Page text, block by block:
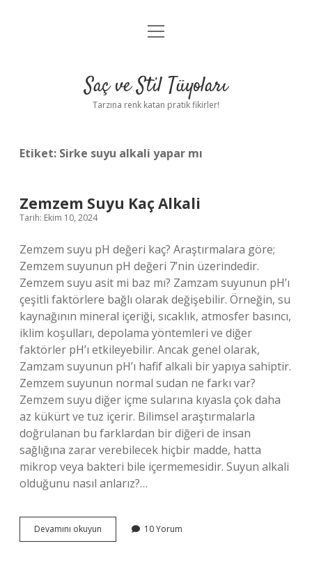
Anasayfa
Yasal Uyarı
menüyü
Saç ve Stil Tüyoları
Tarzına renk katan pratik fikirler!
Etiket: Sirke suyu alkali yapar mı
Zemzem Suyu Kaç Alkali
Tarih: Ekim 10, 2024
Zemzem suyu pH değeri kaç? Araştırmalara göre;
Zemzem suyunun pH değeri 7’nin üzerindedir.
Zemzem suyu asit mi baz mı? Zamzam suyunun pH’ı
çeşitli faktörlere bağlı olarak değişebilir. Örneğin, su
kaynağının mineral içeriği, sıcaklık, atmosfer basıncı,
iklim koşulları, depolama yöntemleri ve diğer
faktörler pH’ı etkileyebilir. Ancak genel olarak,
Zamzam suyunun pH’ı hafif alkali bir yapıya sahiptir.
Zemzem suyunun normal sudan ne farkı var?
Zemzem suyu diğer içme sularına kıyasla çok daha
az kükürt ve tuz içerir. Bilimsel araştırmalarla
doğrulanan bu farklardan bir diğeri de insan
sağlığına zarar verebilecek hiçbir madde, hatta
mikrop veya bakteri bile içermemesidir. Suyun alkali
olduğunu nasıl anlarız?…
Devamını okuyun Zemzem
Suyu
10 Yorum